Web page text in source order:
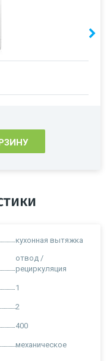
кухонная вытяжка
отвод /
рециркуляция
1
2
400
механическое